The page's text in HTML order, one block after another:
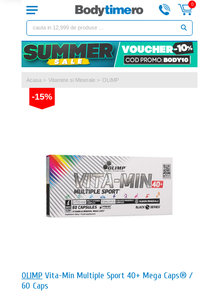
0
Acasa > Vitamine si Minerale > OLIMP
-15%
OLIMP Vita-Min Multiple Sport 40+ Mega Caps® /
60 Caps